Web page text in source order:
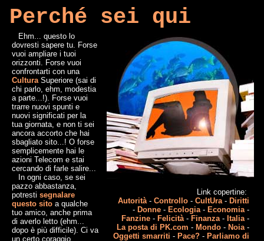
Perché sei qui
Ehm... questo lo
dovresti sapere tu. Forse
vuoi ampliare i tuoi
orizzonti. Forse vuoi
confrontarti con una
CulturaSuperiore (sai di
chi parlo, ehm, modestia
a parte...!). Forse vuoi
trarre nuovi spunti e
nuovi significati per la
tua giornata, e non ti sei
ancora accorto che hai
sbagliato sito...! O forse
semplicemente hai le
azioni Telecom e stai
cercando di farle salire...
In ogni caso, se sei
pazzo abbastanza,
potresti segnalare
questo sitoa qualche
tuo amico, anche prima
di averlo letto (ehm...
dopo è più difficile). Ci va
un certo coraggio
Link copertine:
Autorità-Controllo -CultUra - Diritti
- Donne - Ecologia- Economia-
Fanzine - Felicità- Finanza- Italia -
La posta di PK.com - Mondo - Noia-
Oggetti smarriti - Pace? - Parliamo di